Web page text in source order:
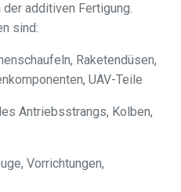
additiven Fertigung.
sind:
Raketendüsen,
UAV-Teile
Antriebsstrangs, Kolben,
Vorrichtungen,